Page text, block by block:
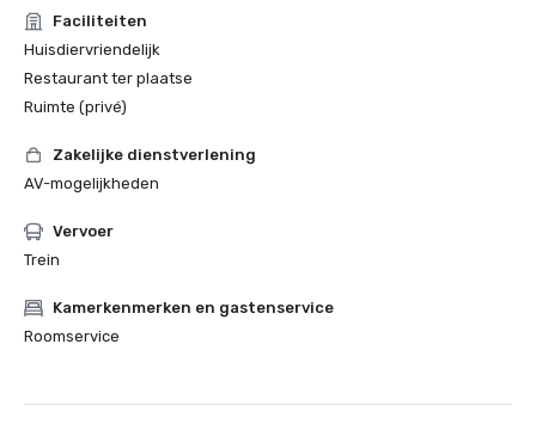
Faciliteiten
Huisdiervriendelijk
Restaurant ter plaatse
Ruimte (privé)
Zakelijke dienstverlening
AV-mogelijkheden
Vervoer
Trein
Kamerkenmerken en gastenservice
Roomservice